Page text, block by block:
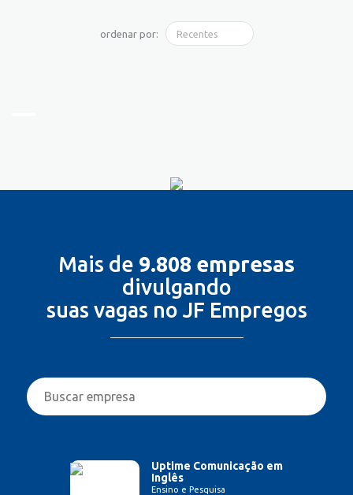
ordenar por:
Mais de 9.808 empresas
divulgando
suas vagas no JF Empregos
Uptime Comunicação em
Inglês
Ensino e Pesquisa